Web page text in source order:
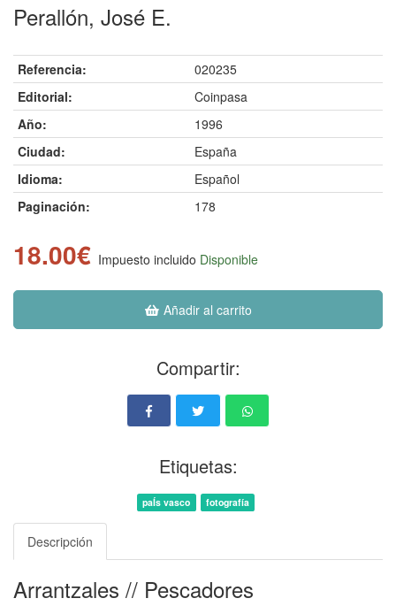
Perallón, José E.
Referencia:
020235
Editorial:
Coinpasa
Año:
1996
Ciudad:
España
Idioma:
Español
Paginación:
178
18.00€ Impuesto incluido Disponible
Añadir al carrito
Compartir:
Etiquetas:
paÍs vasco fotografía
Descripción
Arrantzales // Pescadores